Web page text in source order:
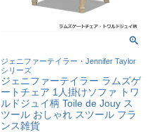
ジェニファーテイラー・Jennifer Taylor
シリーズ
ジェニファーテイラー ラムズゲ
ートチェア 1人掛けソファ トワ
ルドジュイ柄 Toile de Jouy ス
ツール おしゃれ スツール フラ
ンス雑貨